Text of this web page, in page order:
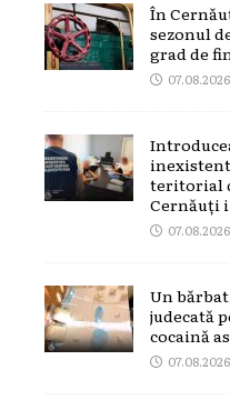
În
sezonul
grad de
07.08.2026
teritorial
Cernăuți
07.08.2026
Un
judecată
cocaină
07.08.2026